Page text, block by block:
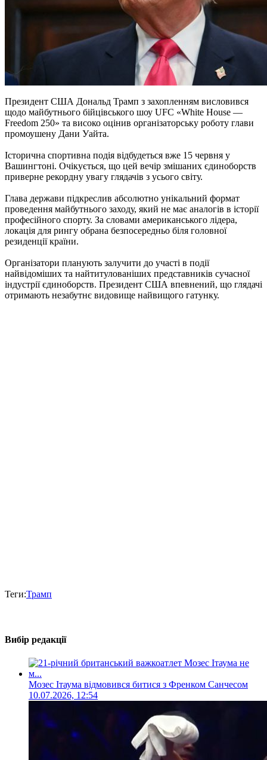
Президент США Дональд Трамп з захопленням висловився
щодо майбутнього бійцівського шоу UFC «White House —
Freedom 250» та високо оцінив організаторську роботу глави
промоушену Дани Уайта.
Історична спортивна подія відбудеться вже 15 червня у
Вашингтоні. Очікується, що цей вечір змішаних єдиноборств
приверне рекордну увагу глядачів з усього світу.
Глава держави підкреслив абсолютно унікальний формат
проведення майбутнього заходу, який не має аналогів в історії
професійного спорту. За словами американського лідера,
локація для рингу обрана безпосередньо біля головної
резиденції країни.
Організатори планують залучити до участі в події
найвідоміших та найтитулованіших представників сучасної
індустрії єдиноборств. Президент США впевнений, що глядачі
отримають незабутнє видовище найвищого гатунку.
Теги:Трамп
Вибір редакції
Мозес Ітаума відмовився битися з Френком Санчесом
10.07.2026, 12:54